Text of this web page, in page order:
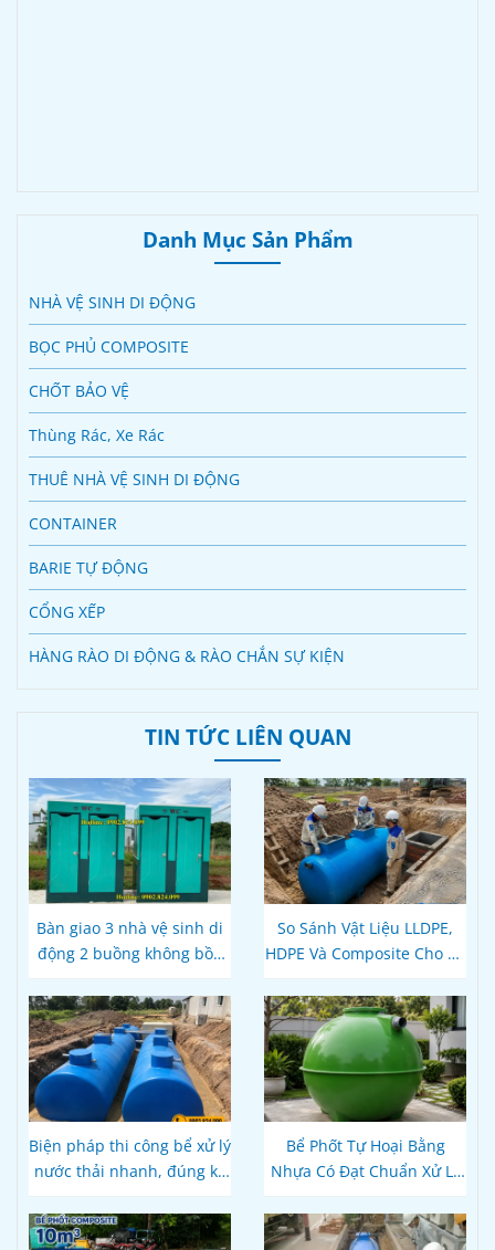
Danh Mục Sản Phẩm
NHÀ VỆ SINH DI ĐỘNG
BỌC PHỦ COMPOSITE
CHỐT BẢO VỆ
Thùng Rác, Xe Rác
THUÊ NHÀ VỆ SINH DI ĐỘNG
CONTAINER
BARIE TỰ ĐỘNG
CỔNG XẾP
HÀNG RÀO DI ĐỘNG & RÀO CHẮN SỰ KIỆN
TIN TỨC LIÊN QUAN
Bàn giao 3 nhà vệ sinh di
động 2 buồng không bồn
So Sánh Vật Liệu LLDPE,
HDPE Và Composite Cho Bể
Hơn, Đúng Kỹ Thuật?
Biện pháp thi công bể xử lý
nước thải nhanh, đúng kỹ
Bể Phốt Tự Hoại Bằng
Nhựa Có Đạt Chuẩn Xử Lý
Hiện Hành Không?